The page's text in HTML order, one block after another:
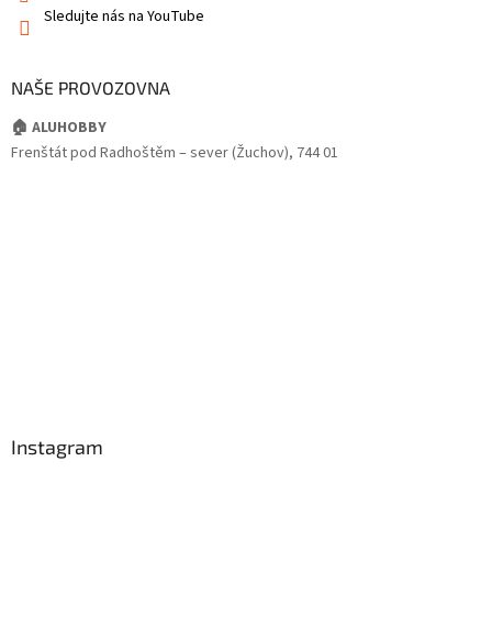
Sledujte nás na YouTube
NAŠE PROVOZOVNA
🏠 ALUHOBBY
Frenštát pod Radhoštěm – sever (Žuchov), 744 01
Instagram